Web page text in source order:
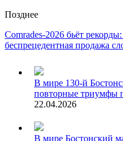
Позднее
Comrades-2026 бьёт
беспрецедентная продажа
В мире 130-й
повторные триумфы
22.04.2026
В мире Бостонский